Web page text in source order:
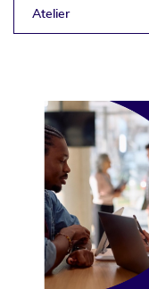
Atelier